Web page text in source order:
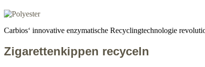
Carbios‘ innovative enzymatische Recyclingtechnologie
Zigarettenkippen recyceln